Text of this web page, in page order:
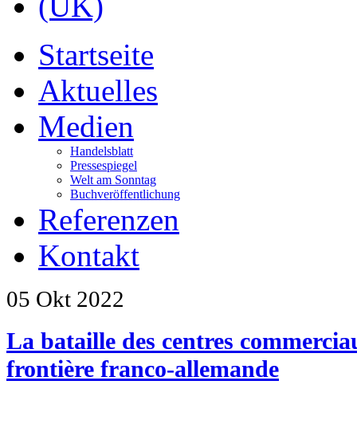
Startseite
Aktuelles
Medien
Handelsblatt
Pressespiegel
Welt am Sonntag
Buchveröffentlichung
Referenzen
Kontakt
05 Okt 2022
La bataille des centres
frontière franco-allemande